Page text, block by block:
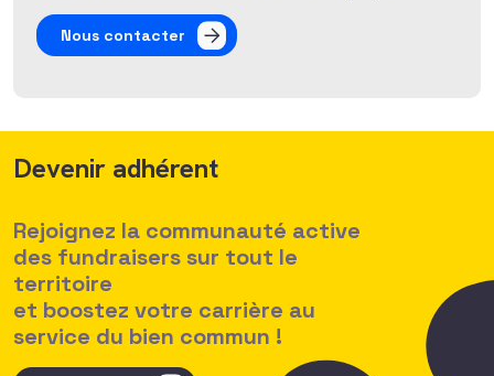
Nous contacter
Devenir adhérent
Rejoignez la communauté active
des fundraisers sur tout le
territoire
et boostez votre carrière au
service du bien commun !